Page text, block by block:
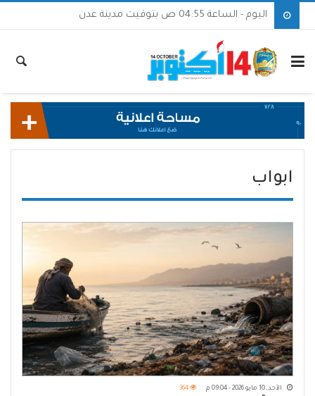
اليوم - الساعة 04:55 ص بتوقيت مدينة عدن
ابواب
الأحد, 10 مايو 2026 - 09:04 م 364